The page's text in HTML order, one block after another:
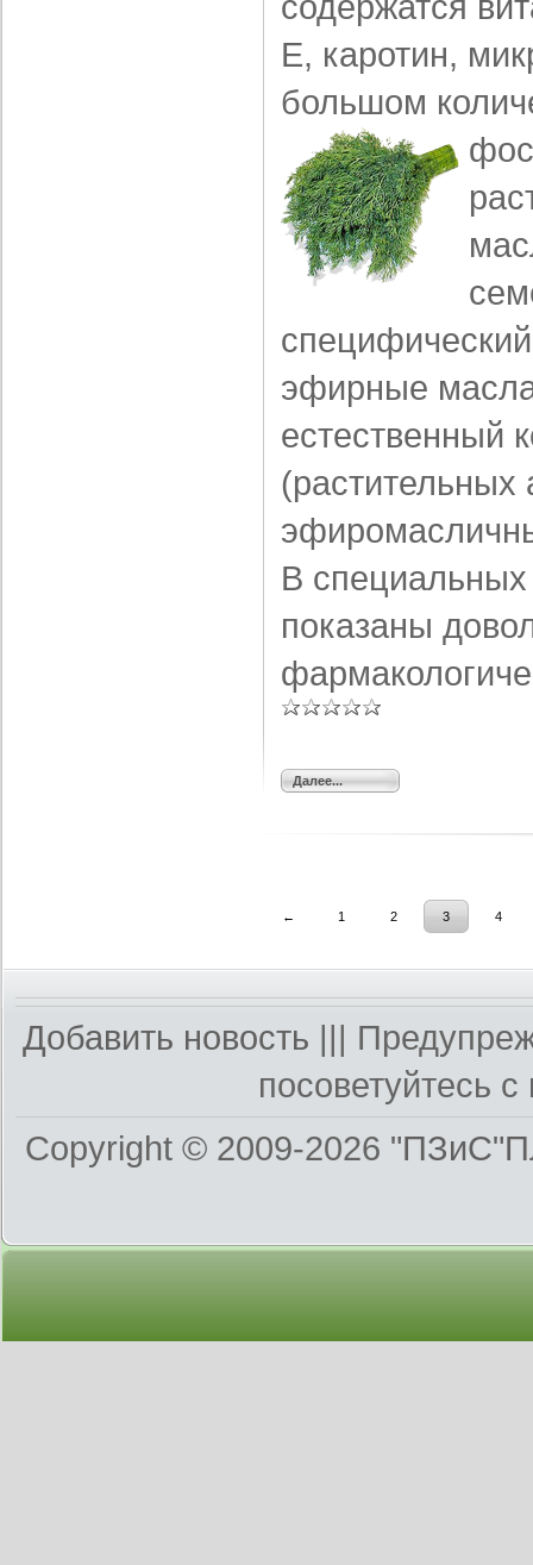
Е, каротин,
большом
эфирные
естествен­ный
(растительных
В
показаны
Далее...
← 1 2 3 4
Добавить новость |||
посоветуйтесь
Copyright © 2009-2026